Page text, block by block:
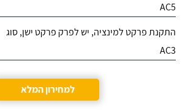
AC5
התקנת פרקט למינציה, יש לפרק פרקט ישן, סוג
AC3
למחירון המלא